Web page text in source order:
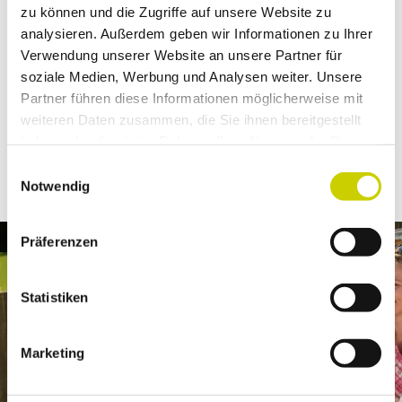
zu können und die Zugriffe auf unsere Website zu
analysieren. Außerdem geben wir Informationen zu Ihrer
Verwendung unserer Website an unsere Partner für
soziale Medien, Werbung und Analysen weiter. Unsere
Partner führen diese Informationen möglicherweise mit
weiteren Daten zusammen, die Sie ihnen bereitgestellt
i
l
Notwendig
Präferenzen
Statistiken
Marketing
Übernachtungsoptionen für mehrtägige
Wandertouren, hier finden Sie Ihre perfekten
Aufenthaltsmöglichkeiten. Tanken Sie neue Kraft mit
typisch regionaler Küche oder erholen Sie sich in
einer der zahlreichen Unterkünfte am neanderland
STEIG.
© Dominik Ketz, Kreis Mettmann